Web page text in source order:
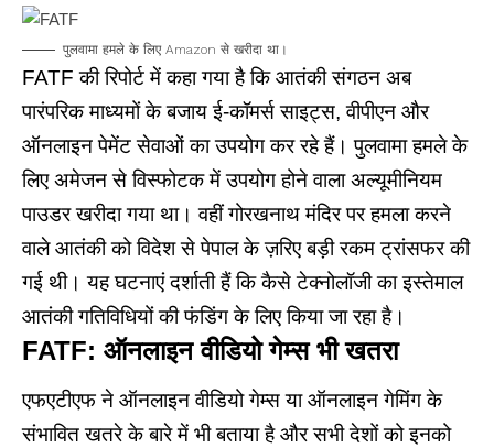
पुलवामा हमले के लिए Amazon से खरीदा था।
FATF की रिपोर्ट में कहा गया है कि आतंकी संगठन अब
पारंपरिक माध्यमों के बजाय ई-कॉमर्स साइट्स, वीपीएन और
ऑनलाइन पेमेंट सेवाओं का उपयोग कर रहे हैं। पुलवामा हमले के
लिए अमेजन से विस्फोटक में उपयोग होने वाला अल्यूमीनियम
पाउडर खरीदा गया था। वहीं गोरखनाथ मंदिर पर हमला करने
वाले आतंकी को विदेश से पेपाल के ज़रिए बड़ी रकम ट्रांसफर की
गई थी। यह घटनाएं दर्शाती हैं कि कैसे टेक्नोलॉजी का इस्तेमाल
आतंकी गतिविधियों की फंडिंग के लिए किया जा रहा है।
FATF: ऑनलाइन वीडियो गेम्स भी खतरा
एफएटीएफ ने ऑनलाइन वीडियो गेम्स या ऑनलाइन गेमिंग के
संभावित खतरे के बारे में भी बताया है और सभी देशों को इनको